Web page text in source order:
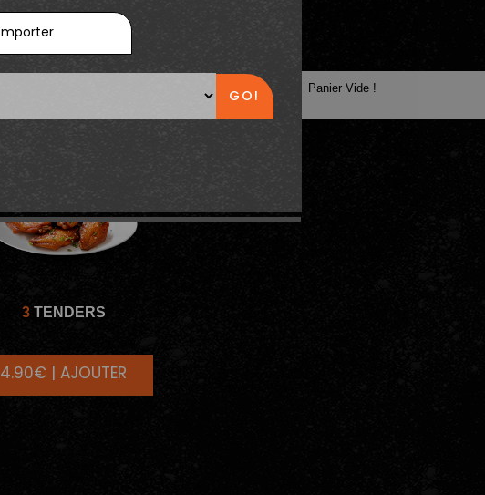
3TENDERS
4.90€ | AJOUTER
Panier Vide !